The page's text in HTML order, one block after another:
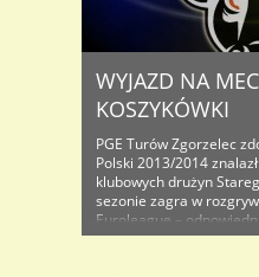
WYJAZD NA
KOSZYKÓWKI
PGE Turów Zgorzelec
Polski 2013/2014
klubowych drużyn
sezonie zagra w
Euroleague –
Mistrzów. Z tej okazji